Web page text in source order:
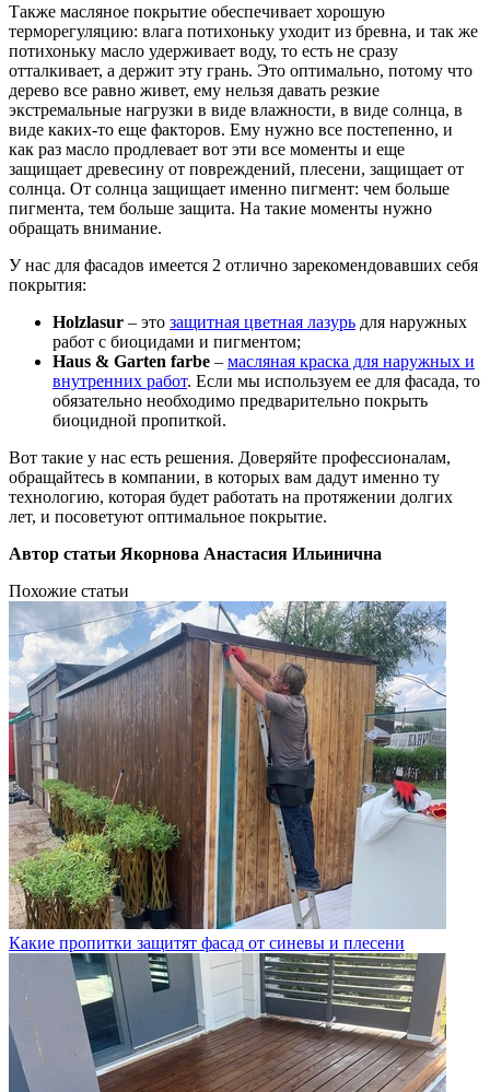
Также масляное покрытие обеспечивает хорошую
терморегуляцию: влага потихоньку уходит из бревна, и так же
потихоньку масло удерживает воду, то есть не сразу
отталкивает, а держит эту грань. Это оптимально, потому что
дерево все равно живет, ему нельзя давать резкие
экстремальные нагрузки в виде влажности, в виде солнца, в
виде каких-то еще факторов. Ему нужно все постепенно, и
как раз масло продлевает вот эти все моменты и еще
защищает древесину от повреждений, плесени, защищает от
солнца. От солнца защищает именно пигмент: чем больше
пигмента, тем больше защита. На такие моменты нужно
обращать внимание.
У нас для фасадов имеется 2 отлично зарекомендовавших себя
покрытия:
Holzlasur – это защитная цветная лазурь для наружных
работ с биоцидами и пигментом;
Haus & Garten farbe – масляная краска для наружных и
внутренних работ. Если мы используем ее для фасада, то
обязательно необходимо предварительно покрыть
биоцидной пропиткой.
Вот такие у нас есть решения. Доверяйте профессионалам,
обращайтесь в компании, в которых вам дадут именно ту
технологию, которая будет работать на протяжении долгих
лет, и посоветуют оптимальное покрытие.
Автор статьи Якорнова Анастасия Ильинична
Похожие статьи
Какие пропитки защитят фасад от синевы и плесени